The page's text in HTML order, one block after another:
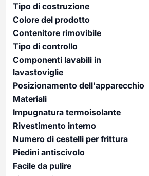
Tipo di costruzione
Colore del prodotto
Contenitore rimovibile
Tipo di controllo
Componenti lavabili in
lavastoviglie
Posizionamento dell'apparecchio
Materiali
Impugnatura termoisolante
Rivestimento interno
Numero di cestelli per frittura
Piedini antiscivolo
Facile da pulire